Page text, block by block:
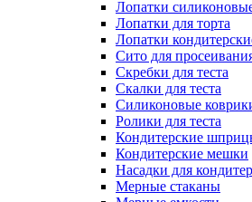
Лопатки
Лопатки для торта
Лопатки
Сито для
Скребки для теста
Скалки для теста
Силиконовые
Ролики для теста
Кондитерские
Кондитерские мешки
Насадки для
Мерные стаканы